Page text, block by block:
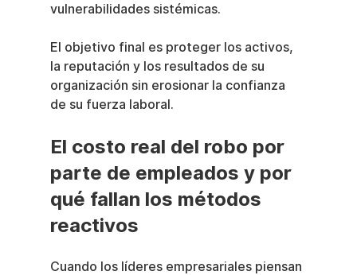
vulnerabilidades sistémicas.
El objetivo final es proteger los activos,
la reputación y los resultados de su
organización sin erosionar la confianza
de su fuerza laboral.
El costo real del robo por
parte de empleados y por
qué fallan los métodos
reactivos
Cuando los líderes empresariales piensan